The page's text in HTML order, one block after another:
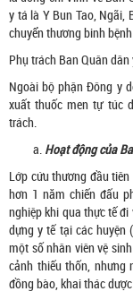
y tá là Y Bun Tao, Ngãi,
chuyển thương binh
Phụ trách Ban Quân
Ngoài bộ phận Đông y
xuất thuốc men tự túc
trách.
Hoạt động của
Lớp cứu thương đầu
hơn 1 năm chiến đấu
nghiệp khi qua thực tế
dựng y tế tại các huyện
một số nhân viên vệ
cảnh thiếu thốn,
đồng bào, khai thác